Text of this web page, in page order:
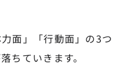
面」「行動面」の3つ
ちていきます。